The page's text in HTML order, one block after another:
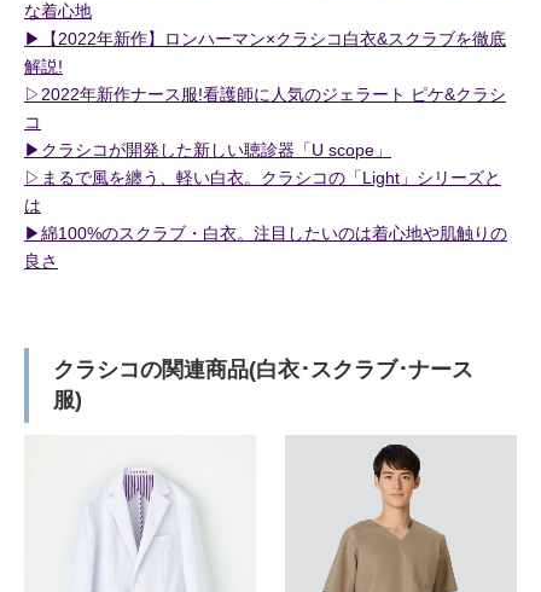
な着心地
▶︎【2022年新作】ロンハーマン×クラシコ白衣&スクラブを徹底
解説!
▷2022年新作ナース服!看護師に人気のジェラート ピケ&クラシ
コ
▶︎クラシコが開発した新しい聴診器「U scope」
▷まるで風を纏う、軽い白衣。クラシコの「Light」シリーズと
は
▶︎綿100%のスクラブ・白衣。注目したいのは着心地や肌触りの
良さ
クラシコの関連商品(白衣･スクラブ･ナース
服)